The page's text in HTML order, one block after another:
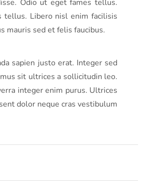
Odio ut eget fames tellus.
tellus. Libero nisl enim facilisis
mauris sed et felis faucibus.
sapien justo erat. Integer sed
sit ultrices a sollicitudin leo.
integer enim purus. Ultrices
dolor neque cras vestibulum